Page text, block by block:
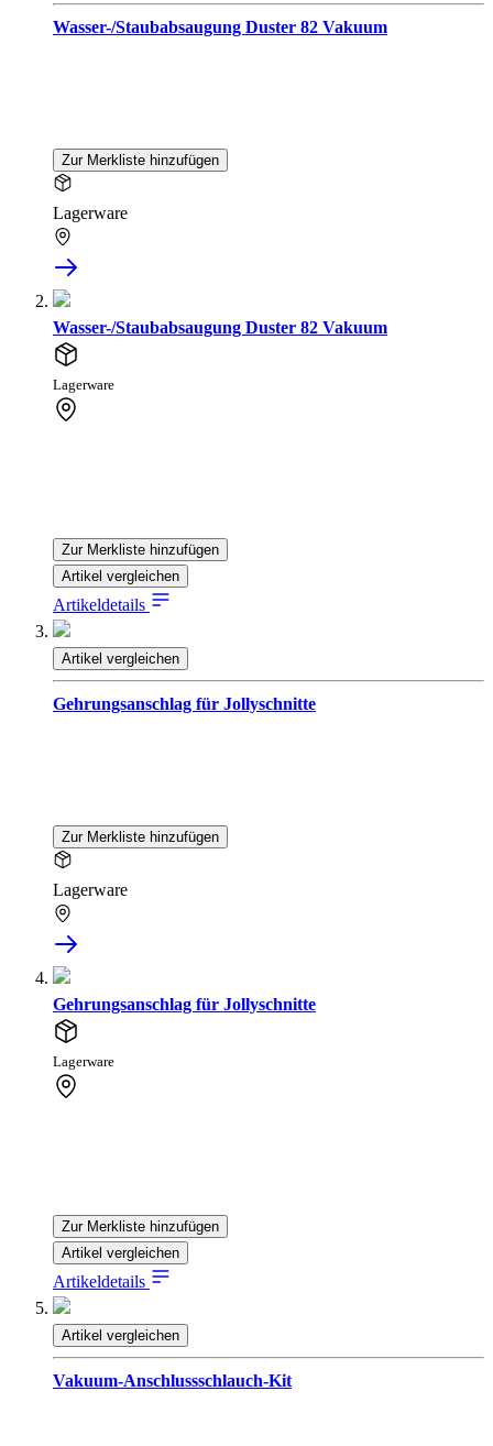
Wasser-/Staubabsaugung Duster 82 Vakuum
Zur Merkliste hinzufügen
Lagerware
Wasser-/Staubabsaugung Duster 82 Vakuum
Lagerware
Zur Merkliste hinzufügen
Artikel vergleichen
Artikeldetails
Artikel vergleichen
Gehrungsanschlag für Jollyschnitte
Zur Merkliste hinzufügen
Lagerware
Gehrungsanschlag für Jollyschnitte
Lagerware
Zur Merkliste hinzufügen
Artikel vergleichen
Artikeldetails
Artikel vergleichen
Vakuum-Anschlussschlauch-Kit